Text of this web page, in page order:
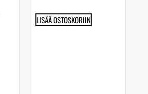
LISÄÄ OSTOSKORIIN